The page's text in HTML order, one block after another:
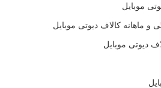
موبایل
ماهانه کالاف دیوتی موبایل
دیوتی موبایل